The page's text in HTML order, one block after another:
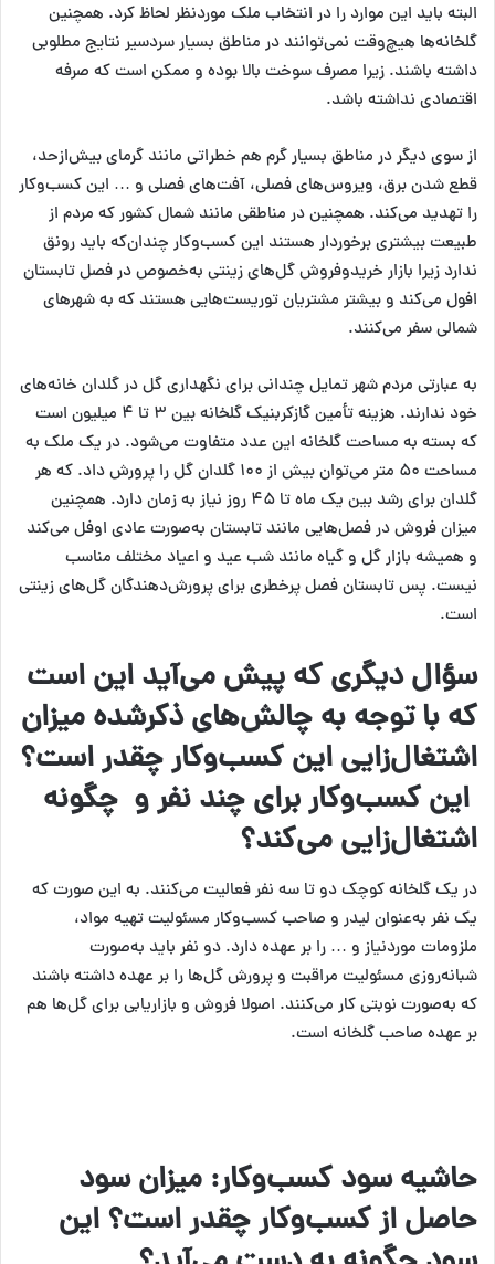
البته باید این موارد را در انتخاب ملک موردنظر لحاظ کرد. همچنین
گلخانه‌ها هیچ‌وقت نمی‌توانند در مناطق بسیار سردسیر نتایج مطلوبی
داشته باشند. زیرا مصرف سوخت بالا بوده و ممکن است که صرفه
اقتصادی نداشته باشد.
از سوی دیگر در مناطق بسیار گرم هم خطراتی مانند گرمای بیش‌ازحد،
قطع شدن برق، ویروس‌های فصلی، آفت‌های فصلی و … این کسب‌وکار
را تهدید می‌کند. همچنین در مناطقی مانند شمال کشور که مردم از
طبیعت بیشتری برخوردار هستند این کسب‌وکار چندان‌که باید رونق
ندارد زیرا بازار خریدوفروش گل‌های زینتی به‌خصوص در فصل تابستان
افول می‌کند و بیشتر مشتریان توریست‌هایی هستند که به شهرهای
شمالی سفر می‌کنند.
به عبارتی مردم شهر تمایل چندانی برای نگهداری گل در گلدان خانه‌های
خود ندارند. هزینه تأمین گازکربنیک گلخانه بین ۳ تا ۴ میلیون است
که بسته به مساحت گلخانه این عدد متفاوت می‌شود. در یک ملک به
مساحت ۵۰ متر می‌توان بیش از ۱۰۰ گلدان گل را پرورش داد. که هر
گلدان برای رشد بین یک ماه تا ۴۵ روز نیاز به زمان دارد. همچنین
میزان فروش در فصل‌هایی مانند تابستان به‌صورت عادی اوفل می‌کند
و همیشه بازار گل و گیاه مانند شب عید و اعیاد مختلف مناسب
نیست. پس تابستان فصل پرخطری برای پرورش‌دهندگان گل‌های زینتی
است.
سؤال دیگری که پیش می‌آید این است
که با توجه به چالش‌های ذکرشده میزان
اشتغال‌زایی این کسب‌وکار چقدر است؟
این کسب‌وکار برای چند نفر و چگونه
اشتغال‌زایی می‌کند؟
در یک گلخانه کوچک دو تا سه نفر فعالیت می‌کنند. به این صورت که
یک نفر به‌عنوان لیدر و صاحب کسب‌وکار مسئولیت تهیه مواد،
ملزومات موردنیاز و … را بر عهده دارد. دو نفر باید به‌صورت
شبانه‌روزی مسئولیت مراقبت و پرورش گل‌ها را بر عهده داشته باشند
که به‌صورت نوبتی کار می‌کنند. اصولا فروش و بازاریابی برای گل‌ها هم
بر عهده صاحب گلخانه است.
حاشیه سود کسب‌وکار: میزان سود
حاصل از کسب‌وکار چقدر است؟ این